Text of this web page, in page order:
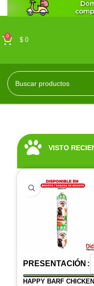
0
$ 0
VISTO
PRESENTACIÓN
HAPPY BARF CHICKEN